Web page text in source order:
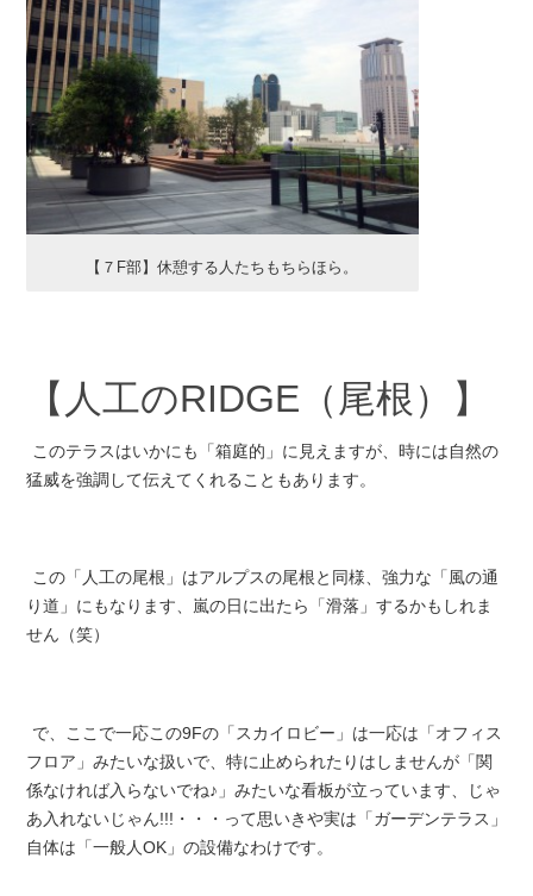
【７F部】休憩する人たちもちらほら。
【人工のRIDGE（尾根） 】
このテラスはいかにも「箱庭的」に見えますが、時には自然の
猛威を強調して伝えてくれることもあります。
この「人工の尾根」はアルプスの尾根と同様、強力な「風の通
り道」にもなります、嵐の日に出たら「滑落」するかもしれま
せん（笑）
で、ここで一応この9Fの「スカイロビー」は一応は「オフィス
フロア」みたいな扱いで、特に止められたりはしませんが「関
係なければ入らないでね♪」みたいな看板が立っています、じゃ
あ入れないじゃん!!!・・・って思いきや実は「ガーデンテラス」
自体は「一般人OK」の設備なわけです。